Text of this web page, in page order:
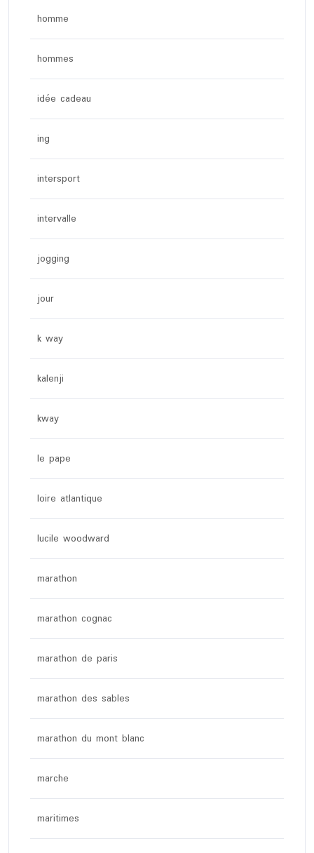
homme
hommes
idée cadeau
ing
intersport
intervalle
jogging
jour
k way
kalenji
kway
le pape
loire atlantique
lucile woodward
marathon
marathon cognac
marathon de paris
marathon des sables
marathon du mont blanc
marche
maritimes